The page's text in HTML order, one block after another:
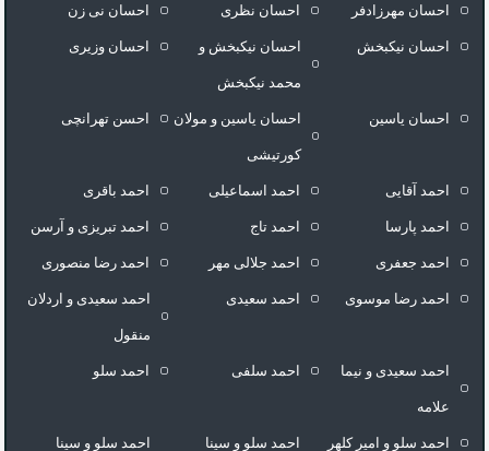
احسان مهرزادفر احسان نظری احسان نی زن
احسان نیکبخش احسان نیکبخش و
محمد نیکبخش
احسان وزیری
احسان یاسین احسان یاسین و مولان
کورتیشی
احسن تهرانچی
احمد آقایی احمد اسماعیلی احمد باقری
احمد پارسا احمد تاج احمد تبریزی و آرسن
احمد جعفری احمد جلالی مهر احمد رضا منصوری
احمد رضا موسوی احمد سعیدی احمد سعیدی و اردلان
منقول
احمد سعیدی و نیما
علامه
احمد سلفی احمد سلو
احمد سلو و امیر کلهر احمد سلو و سینا احمد سلو و سینا